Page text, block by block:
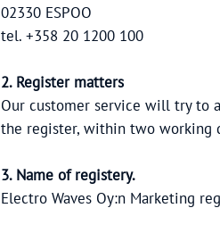
02330 ESPOO
tel. +358 20 1200 100
2. Register matters
Our customer service will try to
the register, within two working
3. Name of registery.
Electro Waves Oy:n Marketing